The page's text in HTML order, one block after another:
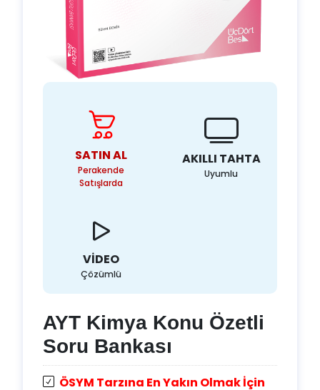
SATIN AL
Perakende
Satışlarda
AKILLI TAHTA
Uyumlu
VİDEO
Çözümlü
AYT Kimya Konu Özetli
Soru Bankası
ÖSYM Tarzına En Yakın Olmak İçin